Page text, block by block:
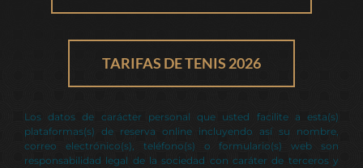
TARIFAS DE TENIS 2026
Los datos de carácter personal que usted facilite a esta(s)
plataformas(s) de reserva online incluyendo así su nombre,
correo electrónico(s), teléfono(s) o formulario(s) web son
responsabilidad legal de la sociedad con caráter de terceros y